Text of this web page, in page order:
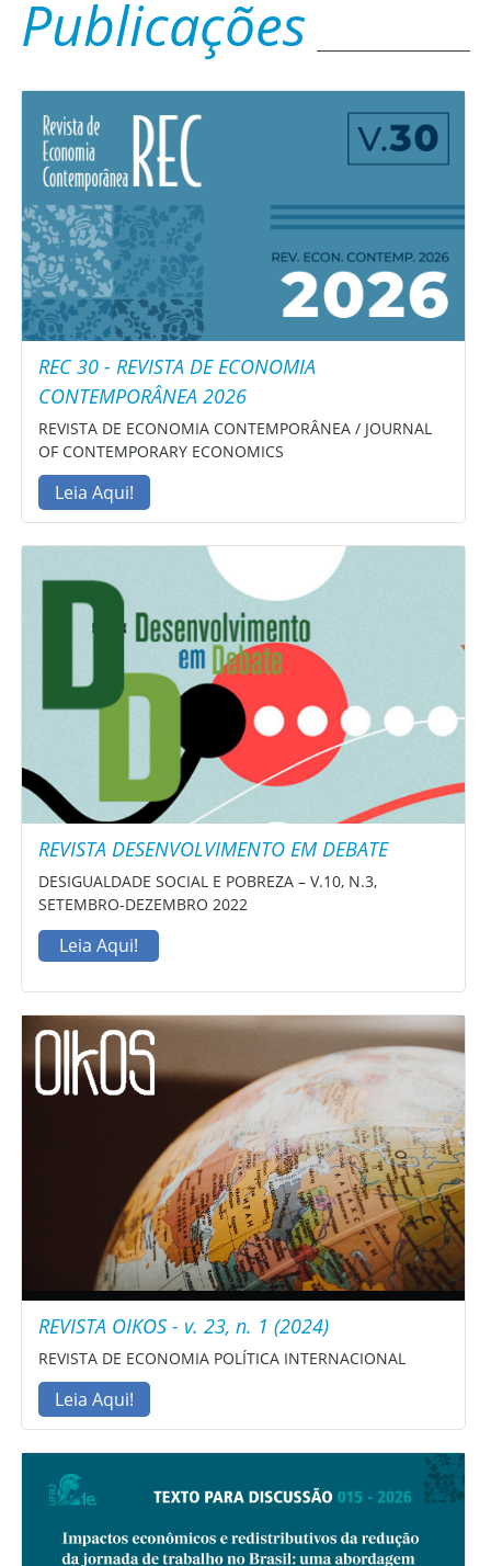
Publicações
REC 30 - REVISTA DE ECONOMIA
CONTEMPORÂNEA 2026
REVISTA DE ECONOMIA CONTEMPORÂNEA / JOURNAL
OF CONTEMPORARY ECONOMICS
Leia Aqui!
REVISTA DESENVOLVIMENTO EM DEBATE
DESIGUALDADE SOCIAL E POBREZA – V.10, N.3,
SETEMBRO-DEZEMBRO 2022
Leia Aqui!
REVISTA OIKOS - v. 23, n. 1 (2024)
REVISTA DE ECONOMIA POLÍTICA INTERNACIONAL
Leia Aqui!